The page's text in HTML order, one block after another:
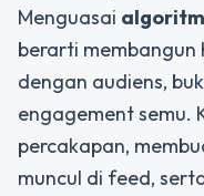
Menguasai
berarti membangun
dengan audiens,
engagement semu.
percakapan,
muncul di feed,